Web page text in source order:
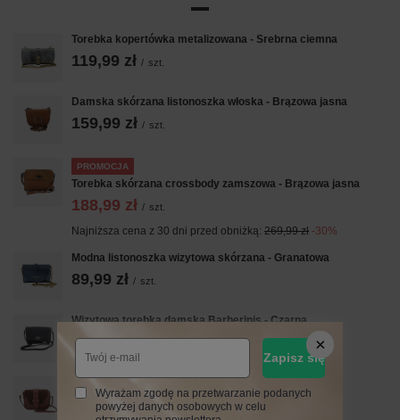
Torebka kopertówka metalizowana - Srebrna ciemna
119,99 zł / szt.
Damska skórzana listonoszka włoska - Brązowa jasna
159,99 zł / szt.
PROMOCJA
Torebka skórzana crossbody zamszowa - Brązowa jasna
188,99 zł / szt.
Najniższa cena z 30 dni przed obniżką: 269,99 zł -30%
Modna listonoszka wizytowa skórzana - Granatowa
89,99 zł / szt.
Wizytowa torebka damska Barberinis - Czarna
209,99 zł
Torebka listonoszka z zamszową klapą - Brązowa
269,99 zł / szt.
Zapisz się
Wyrażam zgodę na przetwarzanie podanych
powyżej danych osobowych w celu